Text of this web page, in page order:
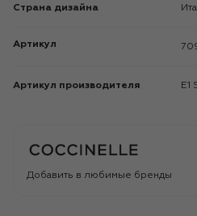
Страна дизайна
Артикул
Артикул производителя
Добавить в любимые бренды